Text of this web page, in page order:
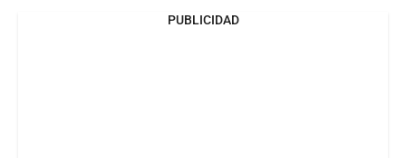
PUBLICIDAD